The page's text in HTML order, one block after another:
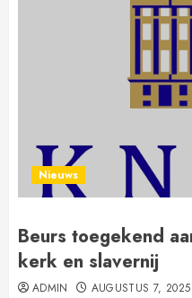
Nieuws
Beurs toegekend
kerk en slavernij
ADMIN AUGUSTUS 7, 2025